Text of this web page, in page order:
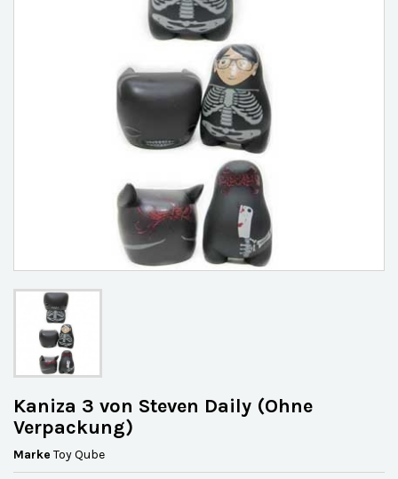
Kaniza 3 von Steven Daily (Ohne
Verpackung)
Marke Toy Qube